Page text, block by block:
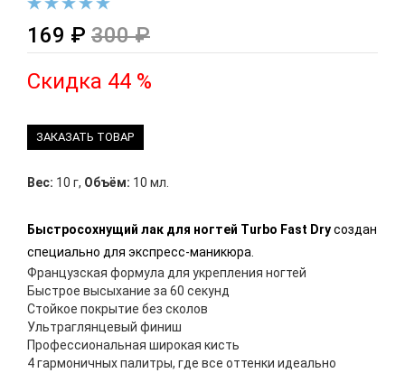
169 ₽ 300 ₽
Скидка 44 %
ЗАКАЗАТЬ ТОВАР
Вес: 10 г, Объём: 10 мл.
Быстросохнущий лак для ногтей Turbo Fast Dryсоздан
специально для экспресс-маникюра.
Французская формула для укрепления ногтей
Быстрое высыхание за 60 секунд
Стойкое покрытие без сколов
Ультраглянцевый финиш
Профессиональная широкая кисть
4 гармоничных палитры, где все оттенки идеально